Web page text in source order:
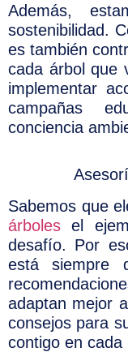
Además,
sostenibilidad.
es también
cada árbol que
implementar
campañas
conciencia
Sabemos que
árboles el
desafío. Por
está siempre
adaptan mejor
consejos para
contigo en cada